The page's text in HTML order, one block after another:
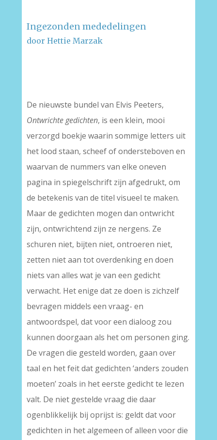
Ingezonden mededelingen
door Hettie Marzak
De nieuwste bundel van Elvis Peeters,
Ontwrichte gedichten, is een klein, mooi
verzorgd boekje waarin sommige letters uit
het lood staan, scheef of ondersteboven en
waarvan de nummers van elke oneven
pagina in spiegelschrift zijn afgedrukt, om
de betekenis van de titel visueel te maken.
Maar de gedichten mogen dan ontwricht
zijn, ontwrichtend zijn ze nergens. Ze
schuren niet, bijten niet, ontroeren niet,
zetten niet aan tot overdenking en doen
niets van alles wat je van een gedicht
verwacht. Het enige dat ze doen is zichzelf
bevragen middels een vraag- en
antwoordspel, dat voor een dialoog zou
kunnen doorgaan als het om personen ging.
De vragen die gesteld worden, gaan over
taal en het feit dat gedichten ‘anders zouden
moeten’ zoals in het eerste gedicht te lezen
valt. De niet gestelde vraag die daar
ogenblikkelijk bij oprijst is: geldt dat voor
gedichten in het algemeen of alleen voor die